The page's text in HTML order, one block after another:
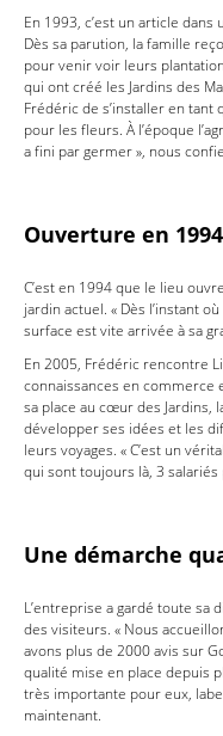
En 1993, c’est un article
Dès sa parution, la famille
pour venir voir leurs
qui ont créé les Jardins des
Frédéric de s’installer en
pour les fleurs. À l’époque
a fini par germer », nous
Ouverture en 1994
C’est en 1994 que le lieu
jardin actuel. « Dès l’instant
surface est vite arrivée à sa
En 2005, Frédéric rencontre
connaissances en
sa place au cœur des Jardins,
développer ses idées et les
leurs voyages. « C’est un
qui sont toujours là, 3 salariés
Une démarche
L’entreprise a gardé toute sa
des visiteurs. « Nous
avons plus de 2000 avis sur
qualité mise en place depuis
très importante pour eux,
maintenant.